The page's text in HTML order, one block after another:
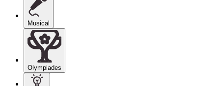
Musical
Olympiades